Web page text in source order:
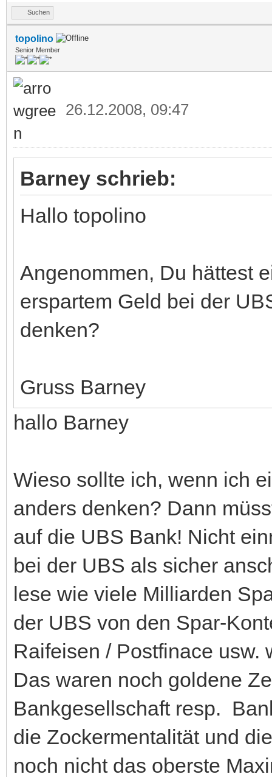
Suchen
topolino
Senior Member
26.12.2008, 09:47
Barney schrieb:
Hallo topolino
Angenommen, Du hättest
erspartem Geld bei der
denken?
Gruss Barney
hallo Barney
Wieso sollte ich, wenn ich
anders denken? Dann
auf die UBS Bank! Nicht
bei der UBS als sicher
lese wie viele Milliarden
der UBS von den Spar-
Raifeisen / Postfinace
Das waren noch goldene
Bankgesellschaft resp.
die Zockermentalität und
noch nicht das oberste